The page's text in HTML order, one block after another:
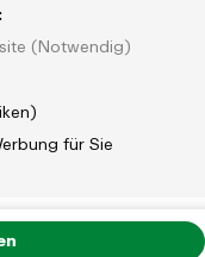
(Notwendig)
für Sie